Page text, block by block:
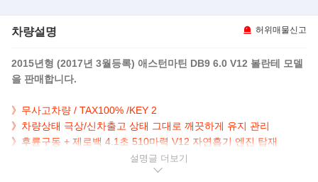
차량설명 허위매물신고
2015년형 (2017년 3월등록) 애스턴마틴 DB9 6.0 V12 볼란테 모델
을 판매합니다.
》무사고차량 / TAX100% /KEY 2
》 차량상태 극상/신차출고 상태 그대로 깨끗하게 유지 관리
》후륜구동 + 제로백 4.1초 510마력 V12 자연흡기 엔진 탑재
설명글